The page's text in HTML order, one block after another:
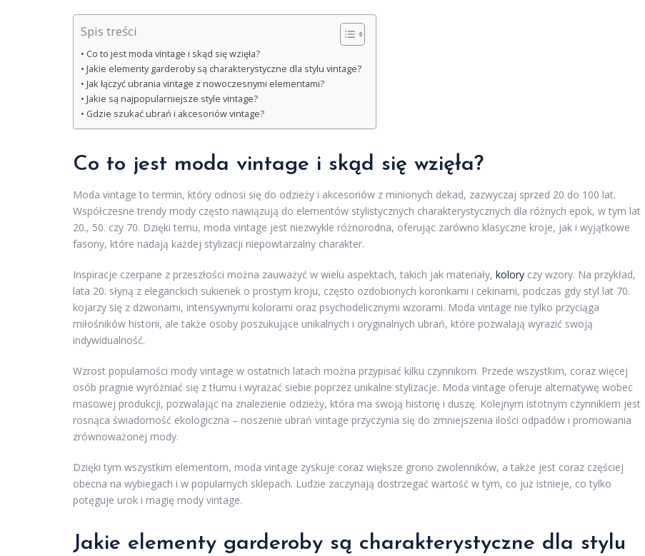
Spis treści
Co to jest moda vintage i skąd się wzięła?
Jakie elementy garderoby są charakterystyczne dla stylu vintage?
Jak łączyć ubrania vintage z nowoczesnymi elementami?
Jakie są najpopularniejsze style vintage?
Gdzie szukać ubrań i akcesoriów vintage?
Co to jest moda vintage i skąd się wzięła?
Moda vintage to termin, który odnosi się do odzieży i akcesoriów z minionych dekad, zazwyczaj sprzed 20 do 100 lat.
Współczesne trendy mody często nawiązują do elementów stylistycznych charakterystycznych dla różnych epok, w tym lat
20., 50. czy 70. Dzięki temu, moda vintage jest niezwykle różnorodna, oferując zarówno klasyczne kroje, jak i wyjątkowe
fasony, które nadają każdej stylizacji niepowtarzalny charakter.
Inspiracje czerpane z przeszłości można zauważyć w wielu aspektach, takich jak materiały, kolory czy wzory. Na przykład,
lata 20. słyną z eleganckich sukienek o prostym kroju, często ozdobionych koronkami i cekinami, podczas gdy styl lat 70.
kojarzy się z dzwonami, intensywnymi kolorami oraz psychodelicznymi wzorami. Moda vintage nie tylko przyciąga
miłośników historii, ale także osoby poszukujące unikalnych i oryginalnych ubrań, które pozwalają wyrazić swoją
indywidualność.
Wzrost popularności mody vintage w ostatnich latach można przypisać kilku czynnikom. Przede wszystkim, coraz więcej
osób pragnie wyróżniać się z tłumu i wyrażać siebie poprzez unikalne stylizacje. Moda vintage oferuje alternatywę wobec
masowej produkcji, pozwalając na znalezienie odzieży, która ma swoją historię i duszę. Kolejnym istotnym czynnikiem jest
rosnąca świadomość ekologiczna – noszenie ubrań vintage przyczynia się do zmniejszenia ilości odpadów i promowania
zrównoważonej mody.
Dzięki tym wszystkim elementom, moda vintage zyskuje coraz większe grono zwolenników, a także jest coraz częściej
obecna na wybiegach i w popularnych sklepach. Ludzie zaczynają dostrzegać wartość w tym, co już istnieje, co tylko
potęguje urok i magię mody vintage.
Jakie elementy garderoby są charakterystyczne dla stylu